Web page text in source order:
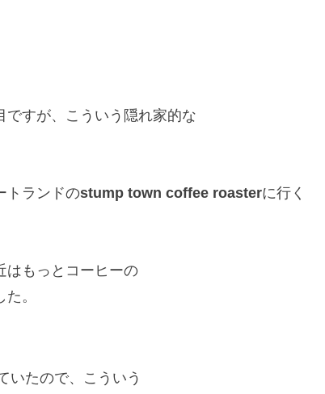
ですが、こういう隠れ家的な
トランドのstump town coffee roasterに行く
はもっとコーヒーの
。
いたので、こういう